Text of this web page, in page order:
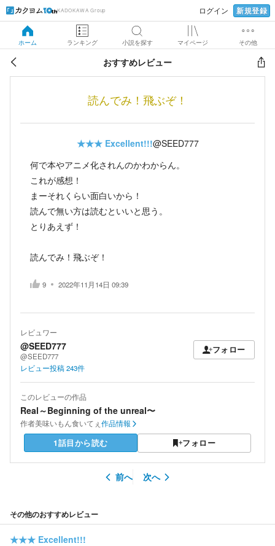
KADOKAWA Group ログイン 新規登録
ホーム ランキング 小説を探す マイページ その他
おすすめレビュー
読んでみ！飛ぶぞ！
★★★ Excellent!!!@SEED777
何で本やアニメ化されんのかわからん。
これが感想！
まーそれくらい面白いから！
読んで無い方は読むといいと思う。
とりあえず！
読んでみ！飛ぶぞ！
9 2022年11月14日 09:39
レビュワー
@SEED777
@SEED777
フォロー
レビュー投稿243件
このレビューの作品
Real～Beginning of the unreal〜
作者美味いもん食いてぇ 作品情報
1話目から読む フォロー
前へ 次へ
その他のおすすめレビュー
★★★ Excellent!!!